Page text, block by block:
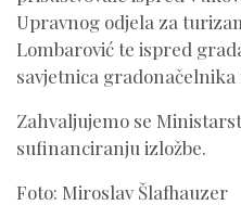
Upravnog odjela za
Lombarović te ispred
savjetnica
Zahvaljujemo se
sufinanciranju izložbe.
Foto: Miroslav Šlafhauzer